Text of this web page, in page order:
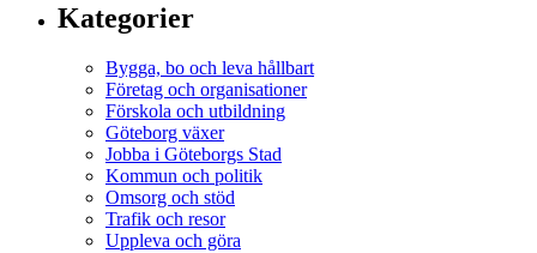
Kategorier
Bygga, bo och leva hållbart
Företag och organisationer
Förskola och utbildning
Göteborg växer
Jobba i Göteborgs Stad
Kommun och politik
Omsorg och stöd
Trafik och resor
Uppleva och göra